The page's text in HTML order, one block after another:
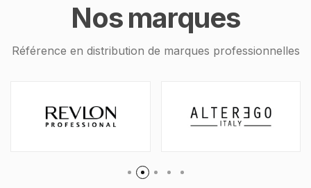
Nos marques
Référence en distribution de marques professionnelles